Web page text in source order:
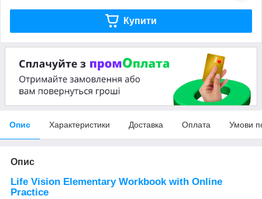
Купити
Опис Характеристики Доставка Оплата Умови
Опис
Life Vision Elementary Workbook with Online
Practice